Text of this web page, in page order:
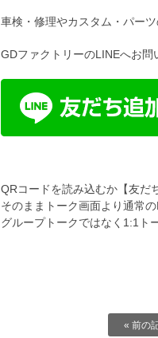
車検・修理やカスタム・パー
GDファクトリーのLINEへお問
QRコードを読み込むか【友だ
そのままトーク画面より通常
グループトークではなく1:1ト
« 前の